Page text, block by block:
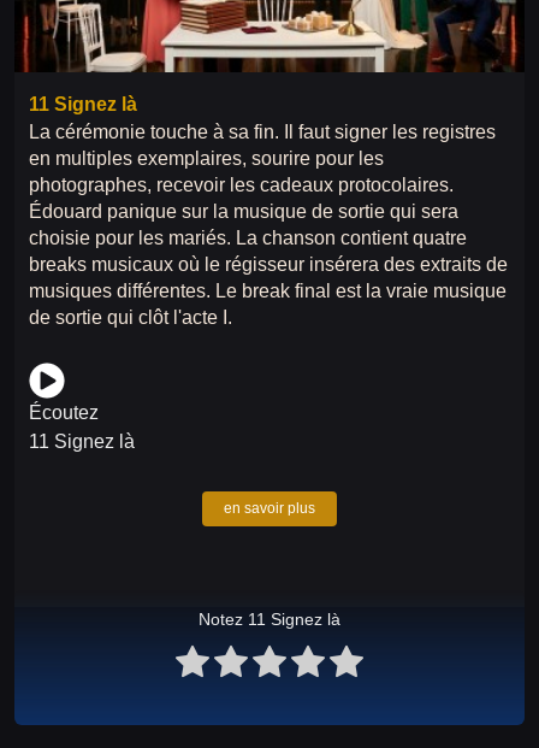
11 Signez là
La cérémonie touche à sa fin. Il faut signer les registres
en multiples exemplaires, sourire pour les
photographes, recevoir les cadeaux protocolaires.
Édouard panique sur la musique de sortie qui sera
choisie pour les mariés. La chanson contient quatre
breaks musicaux où le régisseur insérera des extraits de
musiques différentes. Le break final est la vraie musique
de sortie qui clôt l'acte I.
Écoutez
11 Signez là
en savoir plus
Notez 11 Signez là